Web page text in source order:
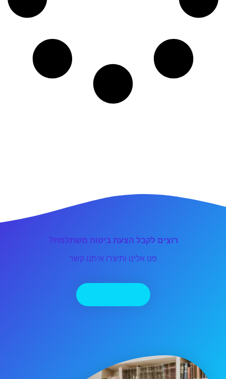
רוצים לקבל הצעת ביטוח משתלמת?
פנו אלינו ותיצרו איתנו קשר